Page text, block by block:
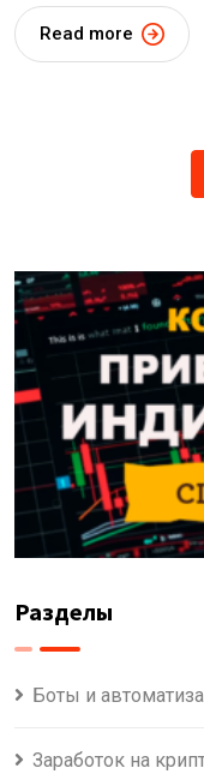
Read more
Разделы
Боты и
Заработок на